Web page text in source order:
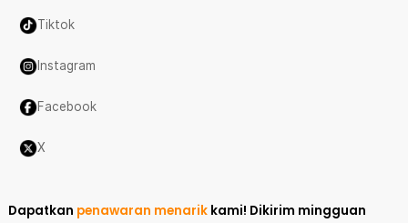
Tiktok
Instagram
Facebook
X
Dapatkan penawaran menarik kami! Dikirim mingguan